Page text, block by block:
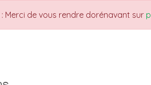
Merci de vous rendre dorénavant sur